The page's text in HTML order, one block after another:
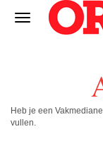
Heb je een
vullen.